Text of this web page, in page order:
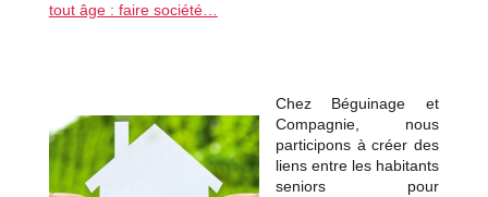
tout âge : faire société…
Chez Béguinage et
Compagnie, nous
participons à créer des
liens entre les habitants
seniors pour